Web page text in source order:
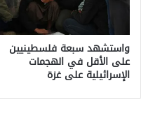
واستشهد سبعة فلسطينيين
على الأقل في الهجمات
الإسرائيلية على غزة